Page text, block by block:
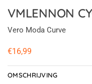
VMLENNON
Vero Moda Curve
€16,99
OMSCHRIJVING